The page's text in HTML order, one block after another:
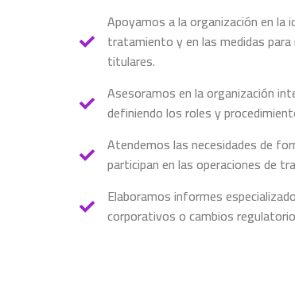
Apoyamos a la organización en la
tratamiento y en las medidas
titulares.
Asesoramos en la organización
definiendo los roles y
Atendemos las necesidades de
participan en las operaciones de
Elaboramos informes
corporativos o cambios